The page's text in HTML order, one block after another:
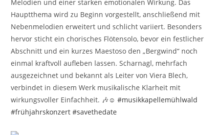
Melodien und einer starken emotionalen Wirkung. Das
Hauptthema wird zu Beginn vorgestellt, anschließend mit
Nebenmelodien erweitert und schlicht variiert. Besonders
hervor sticht ein chorisches Flötensolo, bevor ein festlicher
Abschnitt und ein kurzes Maestoso den „Bergwind“ noch
einmal kraftvoll aufleben lassen. Scharnagl, mehrfach
ausgezeichnet und bekannt als Leiter von Viera Blech,
verbindet in diesem Werk musikalische Klarheit mit
wirkungsvoller Einfachheit. 🎶☺️ #musikkapellemühlwald
#frühjahrskonzert#savethedate